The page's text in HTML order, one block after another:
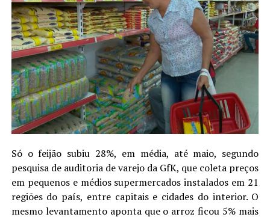
Só o feijão subiu 28%, em média, até maio, segundo
pesquisa de auditoria de varejo da GfK, que coleta preços
em pequenos e médios supermercados instalados em 21
regiões do país, entre capitais e cidades do interior. O
mesmo levantamento aponta que o arroz ficou 5% mais